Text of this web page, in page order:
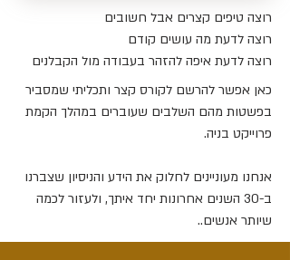
רוצה טיפים קצרים אבל חשובים
רוצה לדעת מה עושים קודם
רוצה לדעת איפה להזהר בעבודה מול הקבלנים
כאן אפשר להרשם לקורס קצר ותכליתי שמסביר
בפשטות מהם השלבים שעוברים במהלך הקמת
פרוייקט בניה.
אנחנו מעוניינים לחלוק את הידע והניסיון שצברנו
ב-30 השנים אחרונות יחד איתך, ולעזור לכמה
שיותר אנשים..